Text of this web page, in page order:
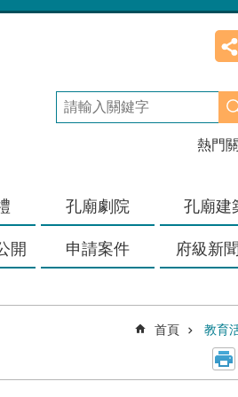
熱門
孔廟劇院 孔廟建
開 申請案件 府級新
首頁 教育